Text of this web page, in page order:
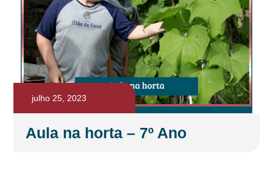
julho 25, 2023
Aula na horta – 7º Ano